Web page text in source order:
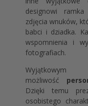
designowi
zdjęcia wnuków,
babci i dziadka.
wspomnienia i
fotografiach.
możliwość
Dzięki temu
osobistego